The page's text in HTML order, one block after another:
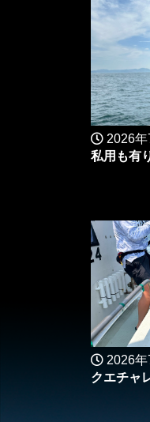
2026年
私用も有
2026年
クエチャ